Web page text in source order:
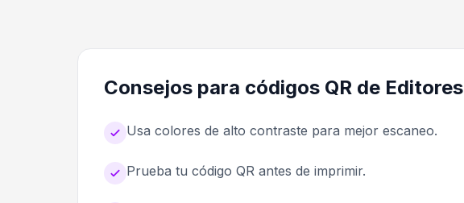
Consejos para códigos QR de Editores
Usa colores de alto contraste para mejor escaneo.
Prueba tu código QR antes de imprimir.